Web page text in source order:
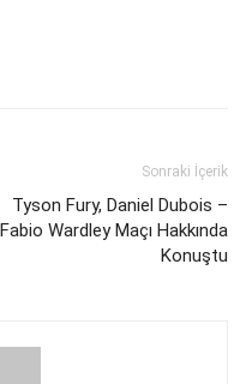
Sonraki İçerik
Tyson Fury, Daniel Dubois –
Fabio Wardley Maçı Hakkında
Konuştu